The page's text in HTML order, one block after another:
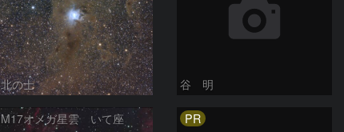
北の士 谷 明
M17オメガ星雲 いて座 PR